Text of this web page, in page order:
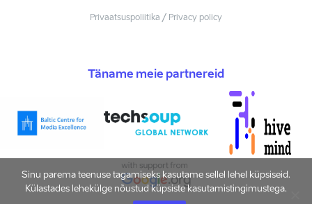
Privaatsuspoliitika / Privacy policy
Täname meie partnereid
Sinu parema teenuse tagamiseks kasutame sellel lehel küpsiseid.
Külastades lehekülge nõustud küpsiste kasutamistingimustega.